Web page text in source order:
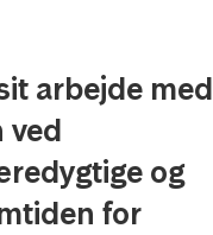
arbejde med
ved
og
for